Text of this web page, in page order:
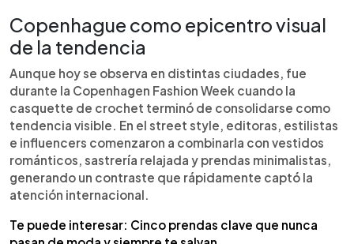
Copenhague como epicentro visual
de la tendencia
Aunque hoy se observa en distintas ciudades, fue
durante la Copenhagen Fashion Week cuando la
casquette de crochet terminó de consolidarse como
tendencia visible. En el street style, editoras, estilistas
e influencers comenzaron a combinarla con vestidos
románticos, sastrería relajada y prendas minimalistas,
generando un contraste que rápidamente captó la
atención internacional.
Te puede interesar: Cinco prendas clave que nunca